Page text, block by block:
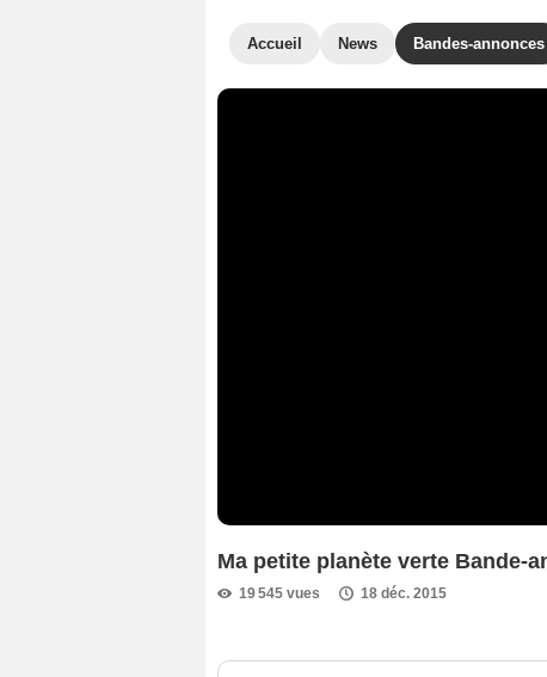
Accueil News Bandes-annonces
Ma petite planète verte Bande-
19 545 vues 18 déc. 2015